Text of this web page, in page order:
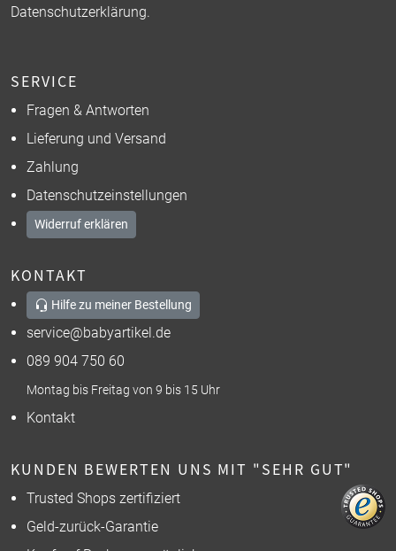
Datenschutzerklärung.
SERVICE
Fragen & Antworten
Lieferung und Versand
Zahlung
Datenschutzeinstellungen
Widerruf erklären
KONTAKT
Hilfe zu meiner Bestellung
service@babyartikel.de
089 904 750 60
Montag bis Freitag von 9 bis 15 Uhr
Kontakt
KUNDEN BEWERTEN UNS MIT "SEHR GUT"
Trusted Shops zertifiziert
Geld-zurück-Garantie